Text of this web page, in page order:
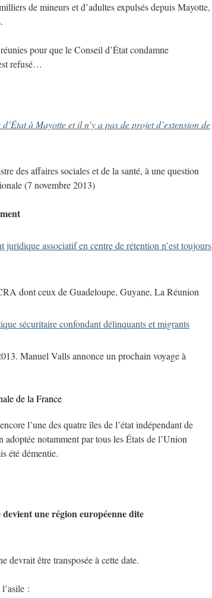
de mineurs et d’adultes expulsés depuis Mayotte,
pour que le Conseil d’État condamne
refusé…
à Mayotte et il n’y a pas de projet d’extension de
des affaires sociales et de la santé, à une question
(7 novembre 2013)
juridique associatif en centre de rétention n’est toujours
dont ceux de Guadeloupe, Guyane, La Réunion
sécuritaire confondant délinquants et migrants
Manuel Valls annonce un prochain voyage à
de la France
l’une des quatre îles de l’état indépendant de
notamment par tous les États de l’Union
été démentie.
une région européenne dite
devrait être transposée à cette date.
: